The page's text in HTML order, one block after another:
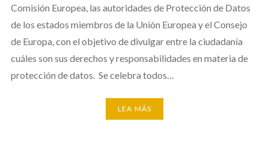
Comisión Europea, las autoridades de Protección de Datos
de los estados miembros de la Unión Europea y el Consejo
de Europa, con el objetivo de divulgar entre la ciudadanía
cuáles son sus derechos y responsabilidades en materia de
protección de datos. Se celebra todos…
LEA MÁS